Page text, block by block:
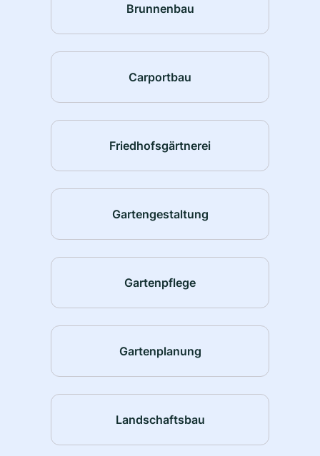
Brunnenbau
Carportbau
Friedhofsgärtnerei
Gartengestaltung
Gartenpflege
Gartenplanung
Landschaftsbau